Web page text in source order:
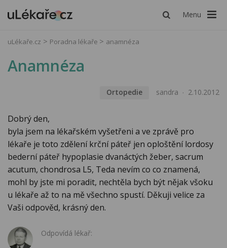
Menu
uLékaře.cz Poradna lékaře anamnéza
Anamnéza
Ortopedie sandra 2.10.2012
Dobrý den,
byla jsem na lékařském vyšetřeni a ve zprávě pro
lékaře je toto zdělení krční páteř jen oploštění lordosy
bederní páteř hypoplasie dvanáctých žeber, sacrum
acutum, chondrosa L5, Teda nevím co co znamená,
mohl by jste mi poradit, nechtěla bych být nějak všoku
u lékaře až to na mě všechno spustí. Děkuji velice za
Vaši odpověd, krásný den.
Odpovídá lékař: